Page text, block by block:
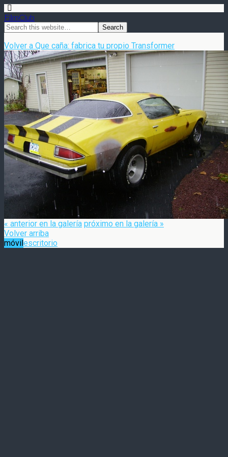
FilmClub
Volver a Que caña: fabrica tu propio Transformer
« anterior en la galería próximo en la galería »
Volver arriba
móvilescritorio